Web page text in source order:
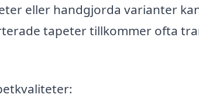
eller handgjorda varianter
tapeter tillkommer ofta